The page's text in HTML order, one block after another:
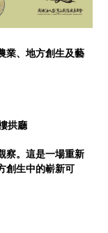
業、地方創生及藝
拱廳
察。這是一場重新
創生中的嶄新可